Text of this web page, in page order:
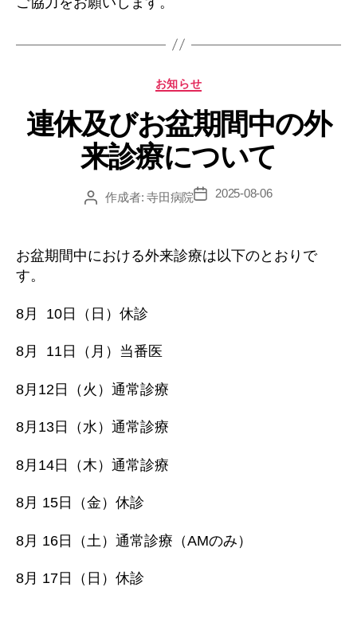
カ
ゴ
リ
ー
お知らせ
連休及びお盆期間中の外
来診療について
投
作成者:寺田病院 投
2025-08-06
お盆期間中における外来診療は以下のとおりで
す。
8月 10日（日）休診
8月 11日（月）当番医
8月12日（火）通常診療
8月13日（水）通常診療
8月14日（木）通常診療
8月 15日（金）休診
8月 16日（土）通常診療（AMのみ）
8月 17日（日）休診